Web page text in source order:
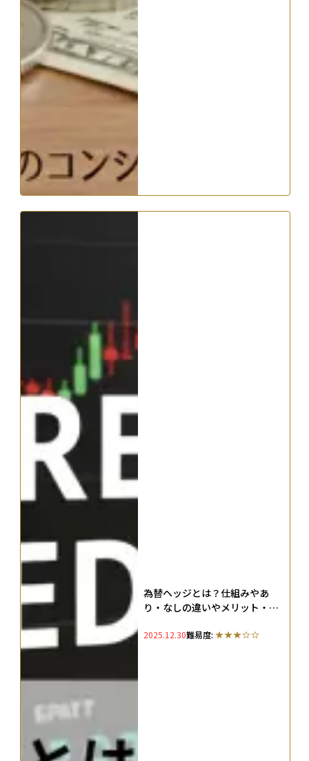
為替ヘッジとは？仕組みやあ
り・なしの違いやメリット・デ
2025.12.30難易度: